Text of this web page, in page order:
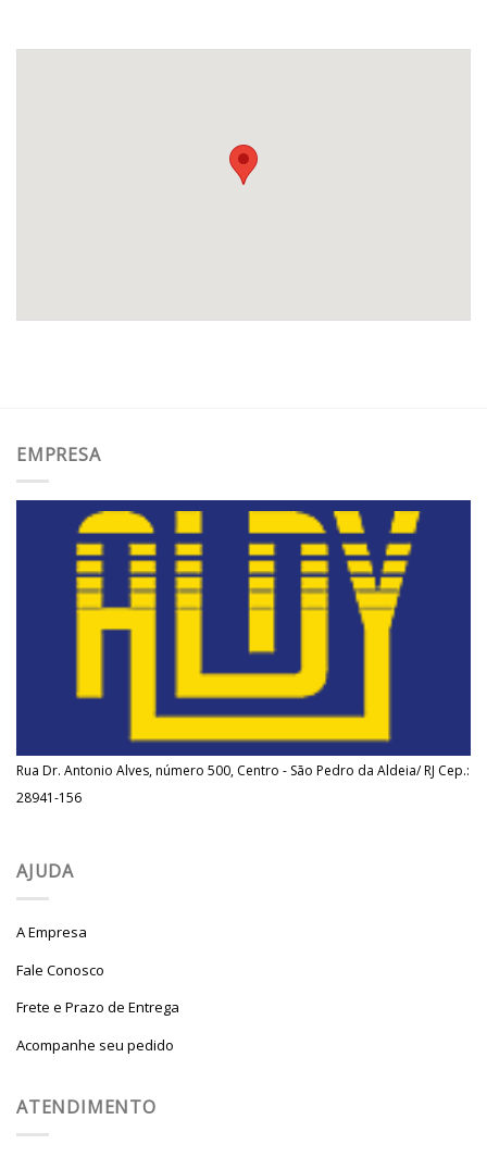
EMPRESA
Rua Dr. Antonio Alves, número 500, Centro - São Pedro da Aldeia/ RJ Cep.:
28941-156
AJUDA
A Empresa
Fale Conosco
Frete e Prazo de Entrega
Acompanhe seu pedido
ATENDIMENTO